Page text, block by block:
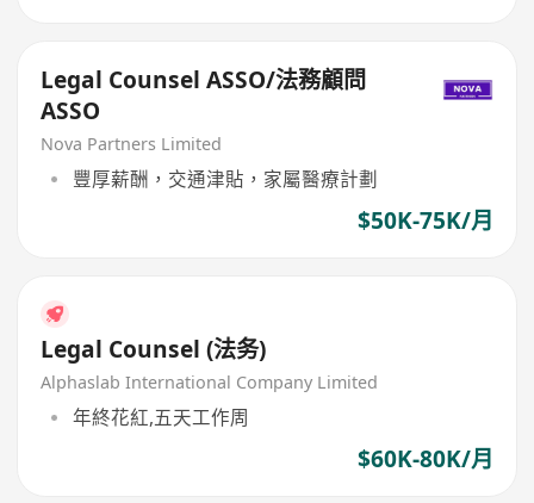
Legal Counsel ASSO/法務顧問
ASSO
Nova Partners Limited
豐厚薪酬，交通津貼，家屬醫療計劃
$50K-75K/月
Legal Counsel (法务)
Alphaslab International Company Limited
年終花紅,五天工作周
$60K-80K/月